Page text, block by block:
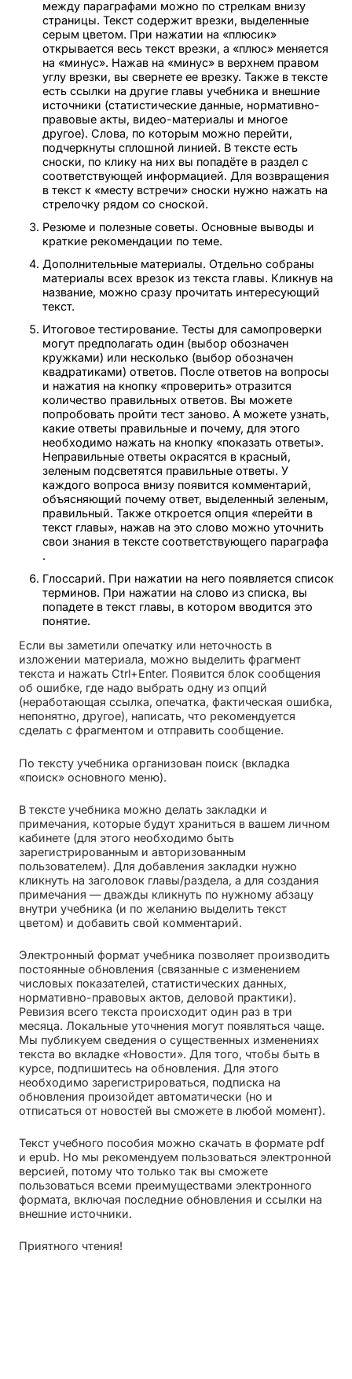
между параграфами можно по стрелкам внизу
страницы. Текст содержит врезки, выделенные
серым цветом. При нажатии на «плюсик»
открывается весь текст врезки, а «плюс» меняется
на «минус». Нажав на «минус» в верхнем правом
углу врезки, вы свернете ее врезку. Также в тексте
есть ссылки на другие главы учебника и внешние
источники (статистические данные, нормативно-
правовые акты, видео-материалы и многое
другое). Слова, по которым можно перейти,
подчеркнуты сплошной линией. В тексте есть
сноски, по клику на них вы попадёте в раздел с
соответствующей информацией. Для возвращения
в текст к «месту встречи» сноски нужно нажать на
стрелочку рядом со сноской.
Резюме и полезные советы. Основные выводы и
краткие рекомендации по теме.
Дополнительные материалы. Отдельно собраны
материалы всех врезок из текста главы. Кликнув на
название, можно сразу прочитать интересующий
текст.
Итоговое тестирование. Тесты для самопроверки
могут предполагать один (выбор обозначен
кружками) или несколько (выбор обозначен
квадратиками) ответов. После ответов на вопросы
и нажатия на кнопку «проверить» отразится
количество правильных ответов. Вы можете
попробовать пройти тест заново. А можете узнать,
какие ответы правильные и почему, для этого
необходимо нажать на кнопку «показать ответы».
Неправильные ответы окрасятся в красный,
зеленым подсветятся правильные ответы. У
каждого вопроса внизу появится комментарий,
объясняющий почему ответ, выделенный зеленым,
правильный. Также откроется опция «перейти в
текст главы», нажав на это слово можно уточнить
свои знания в тексте соответствующего параграфа
.
Глоссарий. При нажатии на него появляется список
терминов. При нажатии на слово из списка, вы
попадете в текст главы, в котором вводится это
понятие.
Если вы заметили опечатку или неточность в
изложении материала, можно выделить фрагмент
текста и нажать Ctrl+Enter. Появится блок сообщения
об ошибке, где надо выбрать одну из опций
(неработающая ссылка, опечатка, фактическая ошибка,
непонятно, другое), написать, что рекомендуется
сделать с фрагментом и отправить сообщение.
По тексту учебника организован поиск (вкладка
«поиск» основного меню).
В тексте учебника можно делать закладки и
примечания, которые будут храниться в вашем личном
кабинете (для этого необходимо быть
зарегистрированным и авторизованным
пользователем). Для добавления закладки нужно
кликнуть на заголовок главы/раздела, а для создания
примечания — дважды кликнуть по нужному абзацу
внутри учебника (и по желанию выделить текст
цветом) и добавить свой комментарий.
Электронный формат учебника позволяет производить
постоянные обновления (связанные с изменением
числовых показателей, статистических данных,
нормативно-правовых актов, деловой практики).
Ревизия всего текста происходит один раз в три
месяца. Локальные уточнения могут появляться чаще.
Мы публикуем сведения о существенных изменениях
текста во вкладке «Новости». Для того, чтобы быть в
курсе, подпишитесь на обновления. Для этого
необходимо зарегистрироваться, подписка на
обновления произойдет автоматически (но и
отписаться от новостей вы сможете в любой момент).
Текст учебного пособия можно скачать в формате pdf
и epub. Но мы рекомендуем пользоваться электронной
версией, потому что только так вы сможете
пользоваться всеми преимуществами электронного
формата, включая последние обновления и ссылки на
внешние источники.
Приятного чтения!